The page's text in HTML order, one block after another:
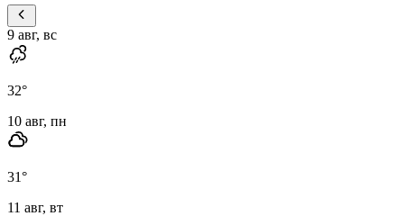
9 авг, вс
32°
10 авг, пн
31°
11 авг, вт